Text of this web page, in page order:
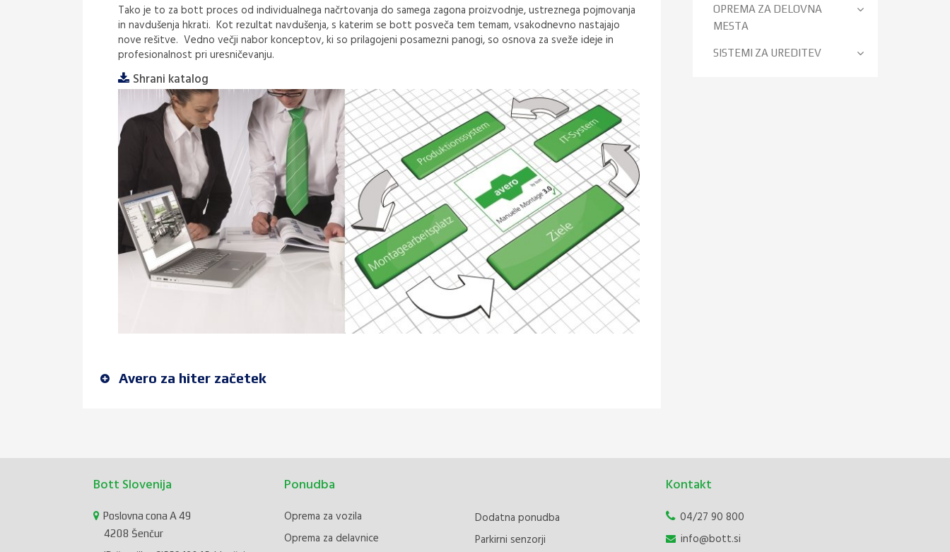
Tako je to za bott proces od individualnega načrtovanja do samega zagona proizvodnje, ustreznega pojmovanja
in navdušenja hkrati. Kot rezultat navdušenja, s katerim se bott posveča tem temam, vsakodnevno nastajajo
nove rešitve. Vedno večji nabor konceptov, ki so prilagojeni posamezni panogi, so osnova za sveže ideje in
profesionalnost pri uresničevanju.
Shrani katalog
Avero za hiter začetek
OPREMA ZA DELOVNA
MESTA
SISTEMI ZA UREDITEV
Bott Slovenija
Poslovna cona A 49
4208 Šenčur
Ponudba
Oprema za vozila
Oprema za delavnice
Dodatna ponudba
Parkirni senzorji
Kontakt
04/27 90 800
info@bott.si